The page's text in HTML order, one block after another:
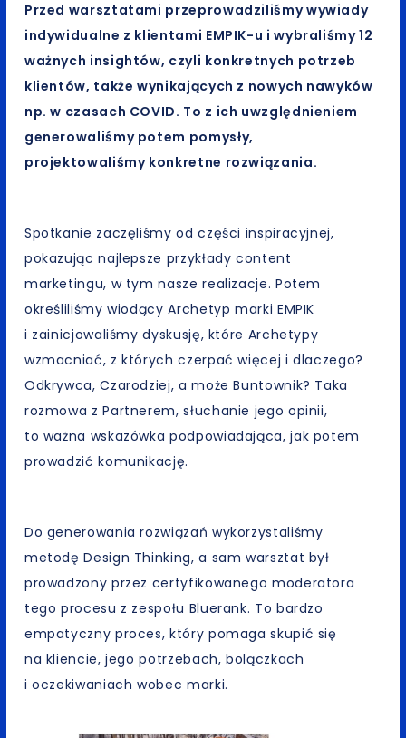
Przed warsztatami przeprowadziliśmy wywiady
indywidualne z klientami EMPIK-u i wybraliśmy 12
ważnych insightów, czyli konkretnych potrzeb
klientów, także wynikających z nowych nawyków
np. w czasach COVID. To z ich uwzględnieniem
generowaliśmy potem pomysły,
projektowaliśmy konkretne rozwiązania.
Spotkanie zaczęliśmy od części inspiracyjnej,
pokazując najlepsze przykłady content
marketingu, w tym nasze realizacje. Potem
określiliśmy wiodący Archetyp marki EMPIK
i zainicjowaliśmy dyskusję, które Archetypy
wzmacniać, z których czerpać więcej i dlaczego?
Odkrywca, Czarodziej, a może Buntownik? Taka
rozmowa z Partnerem, słuchanie jego opinii,
to ważna wskazówka podpowiadająca, jak potem
prowadzić komunikację.
Do generowania rozwiązań wykorzystaliśmy
metodę Design Thinking, a sam warsztat był
prowadzony przez certyfikowanego moderatora
tego procesu z zespołu Bluerank. To bardzo
empatyczny proces, który pomaga skupić się
na kliencie, jego potrzebach, bolączkach
i oczekiwaniach wobec marki.